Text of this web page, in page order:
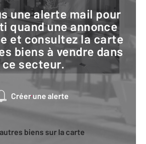
quand une annonce
et consultez la carte
biens à vendre dans
ce secteur.
Créer une alerte
biens sur la carte